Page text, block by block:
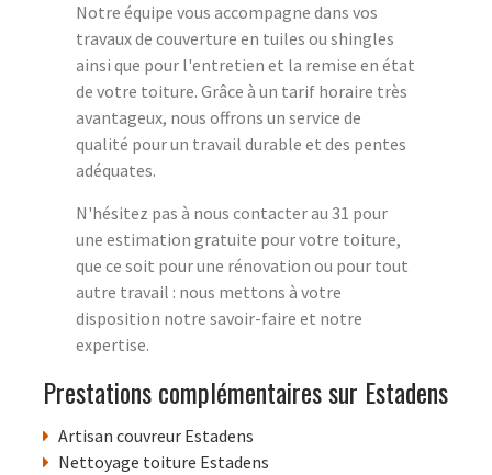
Notre équipe vous accompagne dans vos
travaux de couverture en tuiles ou shingles
ainsi que pour l'entretien et la remise en état
de votre toiture. Grâce à un tarif horaire très
avantageux, nous offrons un service de
qualité pour un travail durable et des pentes
adéquates.
N'hésitez pas à nous contacter au 31 pour
une estimation gratuite pour votre toiture,
que ce soit pour une rénovation ou pour tout
autre travail : nous mettons à votre
disposition notre savoir-faire et notre
expertise.
Prestations complémentaires sur Estadens
Artisan couvreur Estadens
Nettoyage toiture Estadens